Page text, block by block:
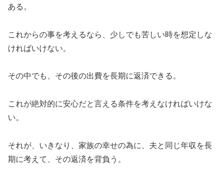
ある。
これからの事を考えるなら、少しでも苦しい時を想定しな
ければいけない。
その中でも、その後の出費を長期に返済できる。
これが絶対的に安心だと言える条件を考えなければいけな
い。
それが、いきなり、家族の幸せの為に、夫と同じ年収を長
期に考えて、その返済を背負う。